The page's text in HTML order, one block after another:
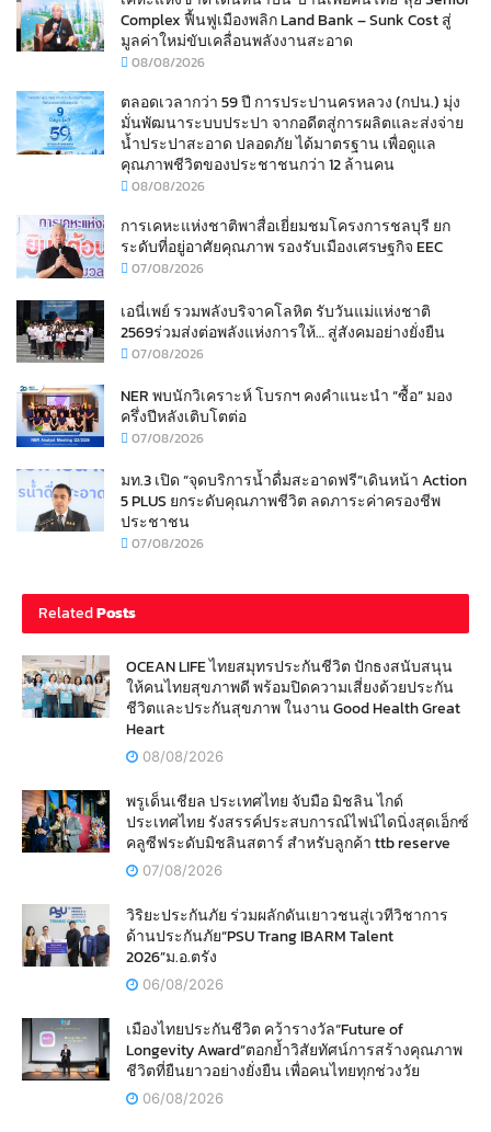
Complex ฟื้นฟูเมืองพลิก Land Bank – Sunk Cost สู่
มูลค่าใหม่ขับเคลื่อนพลังงานสะอาด
08/08/2026
ตลอดเวลากว่า 59 ปี การประปานครหลวง (กปน.) มุ่ง
มั่นพัฒนาระบบประปา จากอดีตสู่การผลิตและส่งจ่าย
น้ำประปาสะอาด ปลอดภัย ได้มาตรฐาน เพื่อดูแล
คุณภาพชีวิตของประชาชนกว่า 12 ล้านคน
08/08/2026
การเคหะแห่งชาติพาสื่อเยี่ยมชมโครงการชลบุรี ยก
ระดับที่อยู่อาศัยคุณภาพ รองรับเมืองเศรษฐกิจ EEC
07/08/2026
เอนี่เพย์ รวมพลังบริจาคโลหิต รับวันแม่แห่งชาติ
2569ร่วมส่งต่อพลังแห่งการให้… สู่สังคมอย่างยั่งยืน
07/08/2026
NER พบนักวิเคราะห์ โบรกฯ คงคำแนะนำ “ซื้อ” มอง
ครึ่งปีหลังเติบโตต่อ
07/08/2026
มท.3 เปิด “จุดบริการน้ำดื่มสะอาดฟรี”เดินหน้า Action
5 PLUS ยกระดับคุณภาพชีวิต ลดภาระค่าครองชีพ
ประชาชน
07/08/2026
RelatedPosts
OCEAN LIFE ไทยสมุทรประกันชีวิต ปักธงสนับสนุน
ให้คนไทยสุขภาพดี พร้อมปิดความเสี่ยงด้วยประกัน
ชีวิตและประกันสุขภาพ ในงาน Good Health Great
Heart
08/08/2026
พรูเด็นเชียล ประเทศไทย จับมือ มิชลิน ไกด์
ประเทศไทย รังสรรค์ประสบการณ์ไฟน์ไดนิ่งสุดเอ็กซ์
คลูซีฟระดับมิชลินสตาร์ สำหรับลูกค้า ttb reserve
07/08/2026
วิริยะประกันภัย ร่วมผลักดันเยาวชนสู่เวทีวิชาการ
ด้านประกันภัย“PSU Trang IBARM Talent
2026”ม.อ.ตรัง
06/08/2026
เมืองไทยประกันชีวิต คว้ารางวัล“Future of
Longevity Award”ตอกย้ำวิสัยทัศน์การสร้างคุณภาพ
ชีวิตที่ยืนยาวอย่างยั่งยืน เพื่อคนไทยทุกช่วงวัย
06/08/2026